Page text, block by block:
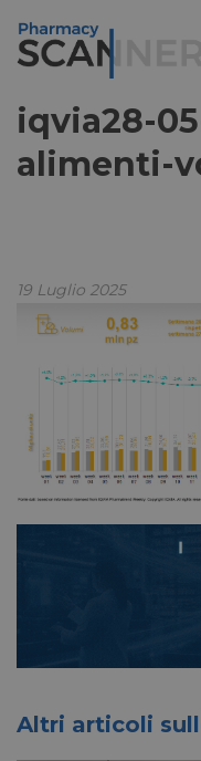
iqvia28-
alimenti-
19 Luglio 2025
Altri articoli